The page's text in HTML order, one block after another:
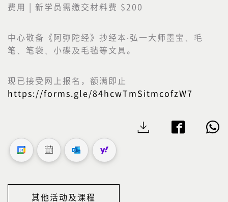
费用 | 新学员需缴交材料费 $200
中心敬备《阿弥陀经》抄经本‧弘一大师墨宝、毛
笔、笔袋、小碟及毛毡等文具。
现已接受网上报名，额满即止
https://forms.gle/84hcwTmSitmcofzW7
其他活动及课程